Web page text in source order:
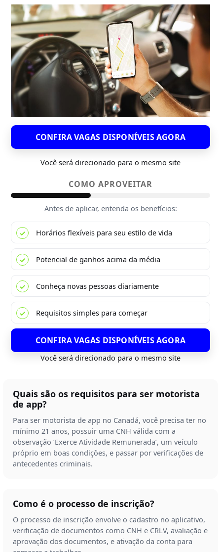
CONFIRA VAGAS DISPONÍVEIS AGORA
Você será direcionado para o mesmo site
COMO APROVEITAR
Antes de aplicar, entenda os benefícios:
Horários flexíveis para seu estilo de vida
Potencial de ganhos acima da média
Conheça novas pessoas diariamente
Requisitos simples para começar
CONFIRA VAGAS DISPONÍVEIS AGORA
Você será direcionado para o mesmo site
Quais são os requisitos para ser motorista
de app?
Para ser motorista de app no Canadá, você precisa ter no
mínimo 21 anos, possuir uma CNH válida com a
observação ‘Exerce Atividade Remunerada’, um veículo
próprio em boas condições, e passar por verificações de
antecedentes criminais.
Como é o processo de inscrição?
O processo de inscrição envolve o cadastro no aplicativo,
verificação de documentos como CNH e CRLV, avaliação e
aprovação dos documentos, e ativação da conta para